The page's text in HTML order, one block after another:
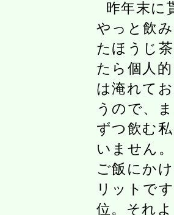
昨年末に
やっと飲
たほうじ
たら個人
は淹れて
うので、
ずつ飲む
いません
ご飯にか
リットで
位。それ